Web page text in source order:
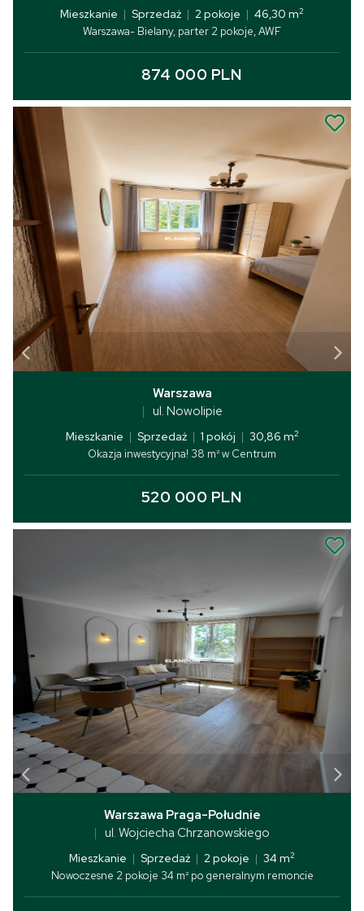
Mieszkanie | Sprzedaż | 2 pokoje | 46,30 m2
Warszawa- Bielany, parter 2 pokoje, AWF
874 000 PLN
Warszawa
ul. Nowolipie
Mieszkanie | Sprzedaż | 1 pokój | 30,86 m2
Okazja inwestycyjna! 38 m² w Centrum
520 000 PLN
Warszawa Praga-Południe
ul. Wojciecha Chrzanowskiego
Mieszkanie | Sprzedaż | 2 pokoje | 34 m2
Nowoczesne 2 pokoje 34 m² po generalnym remoncie